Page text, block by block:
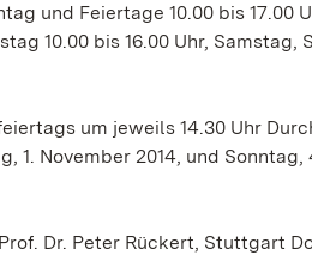
und Feiertage 10.00 bis 17.00
10.00 bis 16.00 Uhr, Samstag,
um jeweils 14.30 Uhr
November 2014, und Sonntag,
Dr. Peter Rückert, Stuttgart